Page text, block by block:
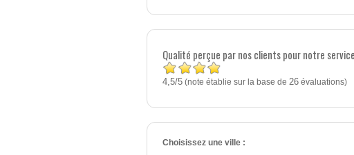
Qualité perçue par nos clients pour notre
4,5/5 (note établie sur la base de 26 évaluations)
Choisissez une ville :